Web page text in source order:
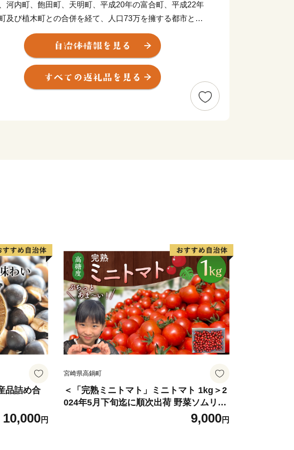
河内町、飽田町、天明町、平成20年の富合町、平成22年
及び植木町との合併を経て、人口73万を擁する都市とな
成24年4月、政令指定都市へ移行しました。
年7月九州北部豪雨や平成28年熊本地震など、度重なる災害
われましたが、国内外からの温かいご支援と、市民の皆様の
努力により、復旧・復興への歩みを着実に進めてまいりまし
品詰め合
10,000円
宮崎県高鍋町
＜「完熟ミニトマト」ミニトマト 1kg＞2
024年5月下旬迄に順次出荷 野菜ソムリエ
サミット アルル・リリカ共に銀賞受
賞！！(2023年11月開催)1回食べてみらん
9,000円